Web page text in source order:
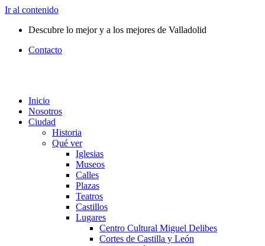
Ir al contenido
Descubre lo mejor y a los mejores de Valladolid
Contacto
Inicio
Nosotros
Ciudad
Historia
Qué ver
Iglesias
Museos
Calles
Plazas
Teatros
Castillos
Lugares
Centro Cultural Miguel Delibes
Cortes de Castilla y León